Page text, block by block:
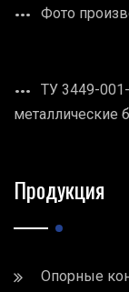
Фото
ТУ 3449-
металлические
Продукция
Опорные